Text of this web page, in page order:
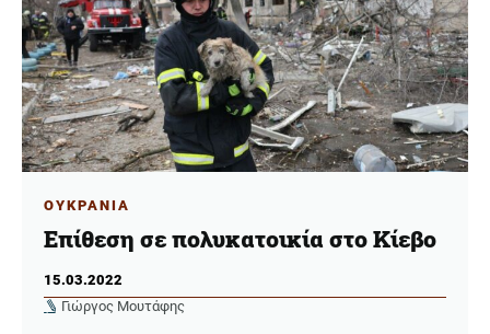
ΟΥΚΡΑΝΙΑ
Επίθεση σε πολυκατοικία στο Κίεβο
15.03.2022
Γιώργος Μουτάφης